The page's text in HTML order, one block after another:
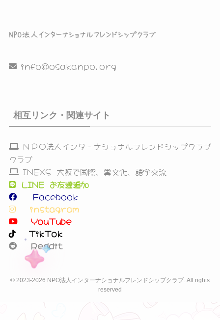
info@osakanpo.org
相互リンク・関連サイト
ＮＰＯ法人インターナショナルフレンドシップクラブ
クラブ
INEXS 大阪で国際、異文化、語学交流
LINE お友達追加
Facebook
instagram
YouTube
TikTok
Reddit
© 2023-2026 NPO法人インターナショナルフレンドシップクラブ. All rights
reserved